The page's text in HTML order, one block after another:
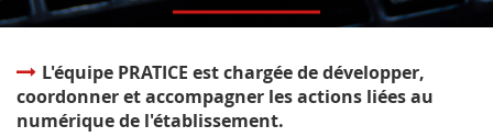
L'équipe PRATICE est chargée de développer,
coordonner et accompagner les actions liées au
numérique de l'établissement.